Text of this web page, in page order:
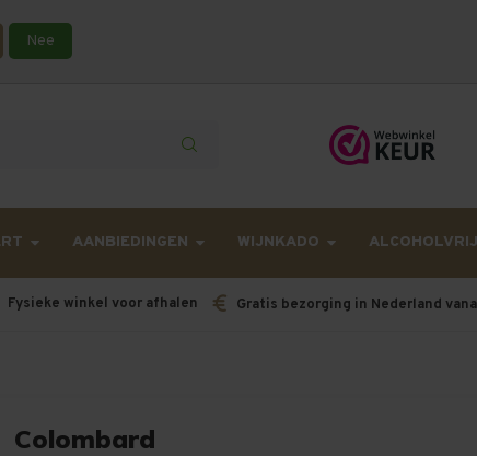
Nee
zijn dan gebruikelijk - Bestellingen van het weekend
AANBIEDINGEN WIJNKADO ALCOHOLVRIJ
Fysieke winkel voor afhalen Gratis bezorging in Nederland
Colombard